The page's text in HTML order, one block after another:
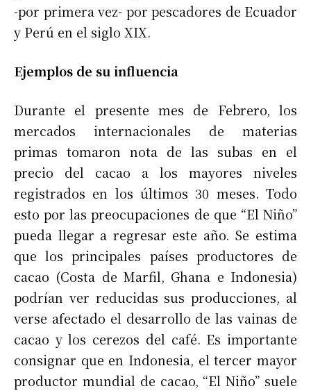
-por primera vez- por pescadores de Ecuador
y Perú en el siglo XIX.
Ejemplos de su influencia
Durante el presente mes de Febrero, los
mercados internacionales de materias
primas tomaron nota de las subas en el
precio del cacao a los mayores niveles
registrados en los últimos 30 meses. Todo
esto por las preocupaciones de que “El Niño”
pueda llegar a regresar este año. Se estima
que los principales países productores de
cacao (Costa de Marfil, Ghana e Indonesia)
podrían ver reducidas sus producciones, al
verse afectado el desarrollo de las vainas de
cacao y los cerezos del café. Es importante
consignar que en Indonesia, el tercer mayor
productor mundial de cacao, “El Niño” suele